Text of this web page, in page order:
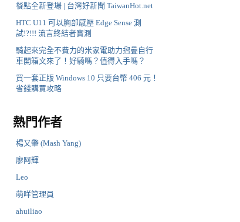
餐點全新登場 | 台灣好新聞 TaiwanHot.net
HTC U11 可以胸部感壓 Edge Sense 測
試!?!!! 流言終結者實測
騎起來完全不費力的米家電助力摺疊自行
車開箱文來了！好騎嗎？值得入手嗎？
買一套正版 Windows 10 只要台幣 406 元！
省錢購買攻略
熱門作者
楊又肇 (Mash Yang)
廖阿輝
Leo
萌咩管理員
ahuiliao